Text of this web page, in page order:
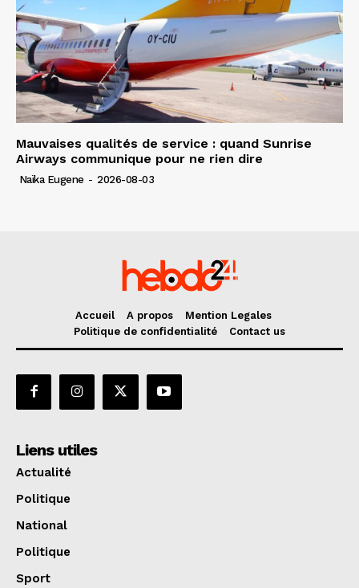
Mauvaises qualités de service : quand Sunrise
Airways communique pour ne rien dire
Naïka Eugene - 2026-08-03
Accueil A propos
Mention Legales
Politique de confidentialité
Contact us
Liens utiles
Actualité
Politique
National
Politique
Sport